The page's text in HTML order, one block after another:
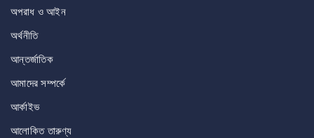
অপরাধ ও আইন
অর্থনীতি
আন্তর্জাতিক
আমাদের সম্পর্কে
আর্কাইভ
আলোকিত তারুণ্য